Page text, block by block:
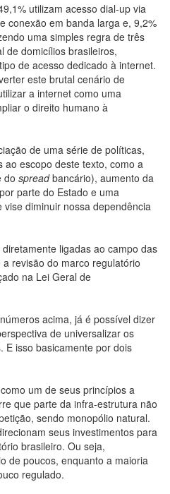
utilizam acesso dial-up via
conexão em banda larga e, 9,2%
uma simples regra de três
de domicílios brasileiros,
de acesso dedicado à internet.
este brutal cenário de
a internet como uma
o direito humano à
de uma série de políticas,
ao escopo deste texto, como a
do spreadbancário), aumento da
parte do Estado e uma
diminuir nossa dependência
ligadas ao campo das
revisão do marco regulatório
na Lei Geral de
acima, já é possível dizer
de universalizar os
E isso basicamente por dois
um de seus princípios a
que parte da infra-estrutura não
sendo monopólio natural.
seus investimentos para
brasileiro. Ou seja,
de poucos, enquanto a maioria
regulado.